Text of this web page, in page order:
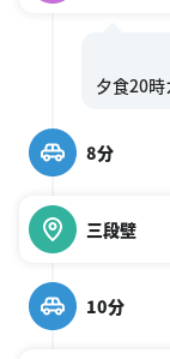
8分
三段壁
10分